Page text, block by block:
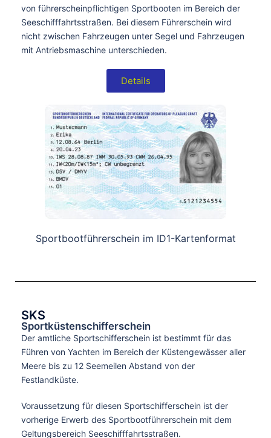
von führerscheinpflichtigen Sportbooten im Bereich der
Seeschifffahrtsstraßen. Bei diesem Führerschein wird
nicht zwischen Fahrzeugen unter Segel und Fahrzeugen
mit Antriebsmaschine unterschieden.
Details
Sportbootführerschein im ID1-Kartenformat
SKS
Sportküstenschifferschein
Der amtliche Sportschifferschein ist bestimmt für das
Führen von Yachten im Bereich der Küstengewässer aller
Meere bis zu 12 Seemeilen Abstand von der
Festlandküste.
Voraussetzung für diesen Sportschifferschein ist der
vorherige Erwerb des Sportbootführerschein mit dem
Geltungsbereich Seeschifffahrtsstraßen.